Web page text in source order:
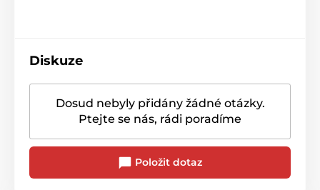
Diskuze
Dosud nebyly přidány žádné otázky.
Ptejte se nás, rádi poradíme
Položit dotaz